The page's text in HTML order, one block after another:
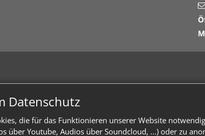
Datenschutz
die für das Funktionieren unserer Website
über Youtube, Audios über Soundcloud, ...) oder zu